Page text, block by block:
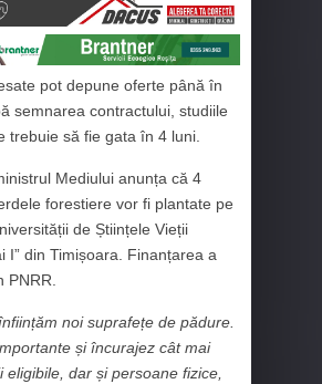
pot depune oferte până în
semnarea contractului, studiile
trebuie să fie gata în 4 luni.
Mediului anunța că 4
forestiere vor fi plantate pe
de Științele Vieții
I” din Timișoara. Finanțarea a
PNRR.
înființăm noi suprafețe de pădure.
și încurajez cât mai
eligibile, dar și persoane fizice,